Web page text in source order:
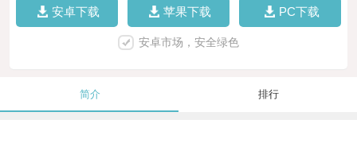
安卓下载 苹果下载 PC下载
安卓市场，安全绿色
简介 排行